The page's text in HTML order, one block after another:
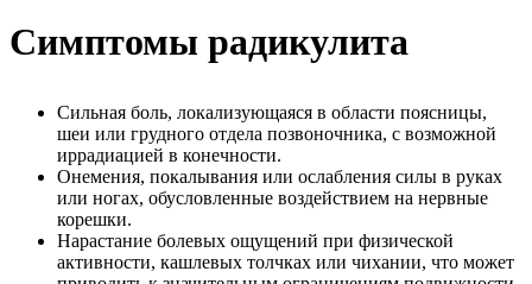
Симптомы радикулита
Сильная боль, локализующаяся в области поясницы,
шеи или грудного отдела позвоночника, с возможной
иррадиацией в конечности.
Онемения, покалывания или ослабления силы в руках
или ногах, обусловленные воздействием на нервные
корешки.
Нарастание болевых ощущений при физической
активности, кашлевых толчках или чихании, что может